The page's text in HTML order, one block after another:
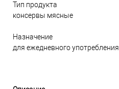
Тип продукта
консервы мясные
Назначение
для ежедневного употребления